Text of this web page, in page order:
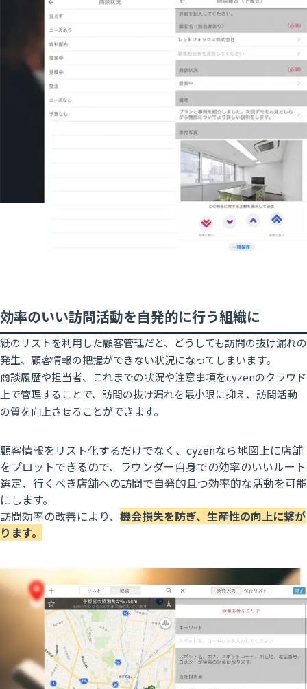
効率のいい訪問活動を自発的に行う組織に
紙のリストを利用した顧客管理だと、どうしても訪問の抜け漏れの
発生、顧客情報の把握ができない状況になってしまいます。
商談履歴や担当者、これまでの状況や注意事項をcyzenのクラウド
上で管理することで、訪問の抜け漏れを最小限に抑え、訪問活動
の質を向上させることができます。
顧客情報をリスト化するだけでなく、cyzenなら地図上に店舗
をプロットできるので、ラウンダー自身での効率のいいルート
選定、行くべき店舗への訪問で自発的且つ効率的な活動を可能
にします。
訪問効率の改善により、 機会損失を防ぎ、生産性の向上に繋が
ります。